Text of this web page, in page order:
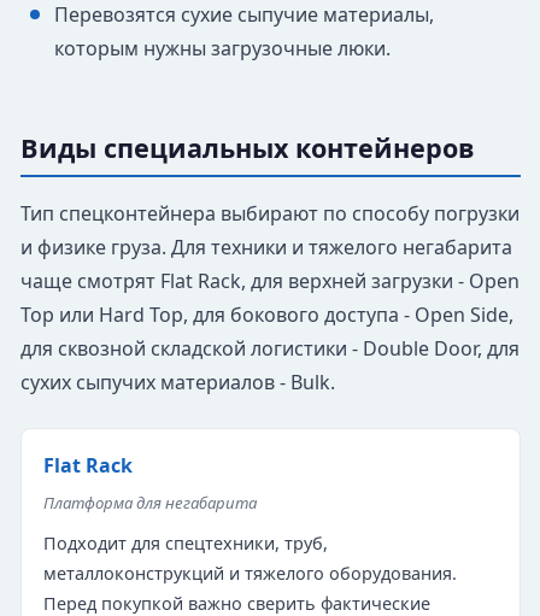
Перевозятся сухие сыпучие материалы,
которым нужны загрузочные люки.
Виды специальных контейнеров
Тип спецконтейнера выбирают по способу погрузки
и физике груза. Для техники и тяжелого негабарита
чаще смотрят Flat Rack, для верхней загрузки - Open
Top или Hard Top, для бокового доступа - Open Side,
для сквозной складской логистики - Double Door, для
сухих сыпучих материалов - Bulk.
Flat Rack
Платформа для негабарита
Подходит для спецтехники, труб,
металлоконструкций и тяжелого оборудования.
Перед покупкой важно сверить фактические